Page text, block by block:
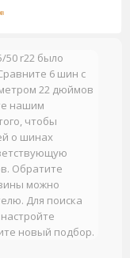
50 r22 было
6 шин с
22 дюймов
нашим
чтобы
о шинах
Обратите
можно
Для поиска
новый подбор.